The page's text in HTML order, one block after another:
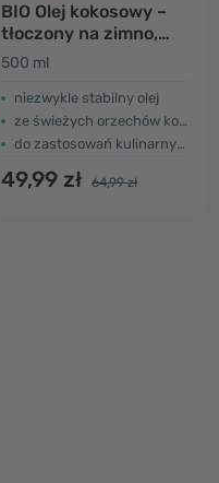
BIO Olej kokosowy –
tłoczony na zimno,
nierafinowany
500 ml
niezwykle stabilny olej
ze świeżych orzechów kokosowych
do zastosowań kulinarnych i pielęgnacji skóry
49,99 zł 64,99 zł